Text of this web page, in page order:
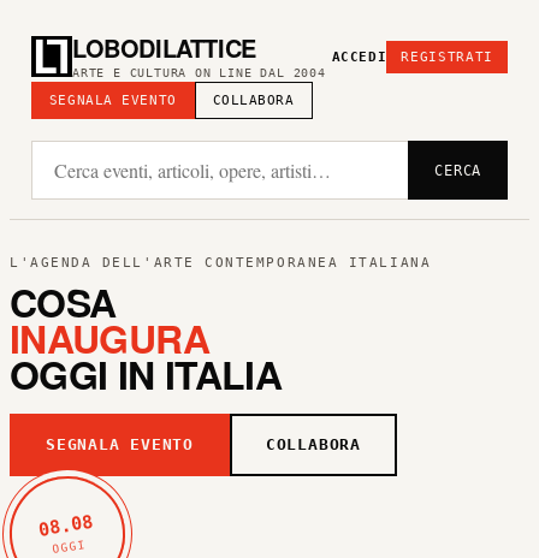
LOBODILATTICE
ARTE E CULTURA ON LINE DAL 2004
SEGNALA EVENTO COLLABORA
ACCEDI REGISTRATI
CERCA
L'AGENDA DELL'ARTE CONTEMPORANEA ITALIANA
COSA
INAUGURA
OGGI IN ITALIA
SEGNALA EVENTO COLLABORA
08.08
OGGI